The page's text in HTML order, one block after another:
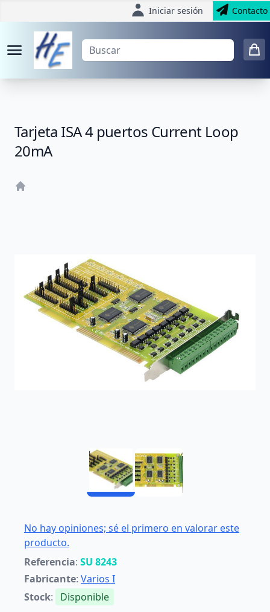
Iniciar sesión Contacto
Tarjeta ISA 4 puertos Current Loop
20mA
No hay opiniones; sé el primero en valorar este
producto.
Referencia: SU 8243
Fabricante: Varios I
Stock: Disponible